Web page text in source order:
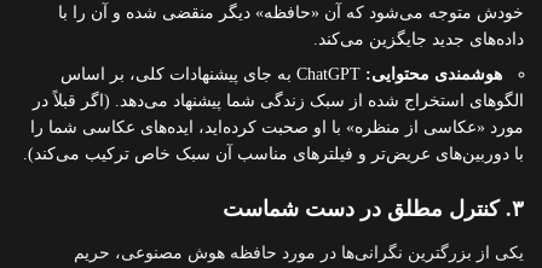
خودش متوجه می‌شود که آن «حافظه» دیگر منقضی شده و آن را با
داده‌های جدید جایگزین می‌کند.
هوشمندی محتوایی:
ChatGPT به جای پیشنهادات کلی، بر اساس
الگوهای استخراج شده از سبک زندگی شما پیشنهاد می‌دهد. (اگر قبلاً در
مورد «عکاسی از منظره» با او صحبت کرده‌اید، ایده‌های عکاسی شما را
با دوربین‌های عریض‌تر و فیلترهای مناسب آن سبک خاص ترکیب می‌کند).
۳. کنترل مطلق در دست شماست
یکی از بزرگترین نگرانی‌ها در مورد حافظه هوش مصنوعی، حریم